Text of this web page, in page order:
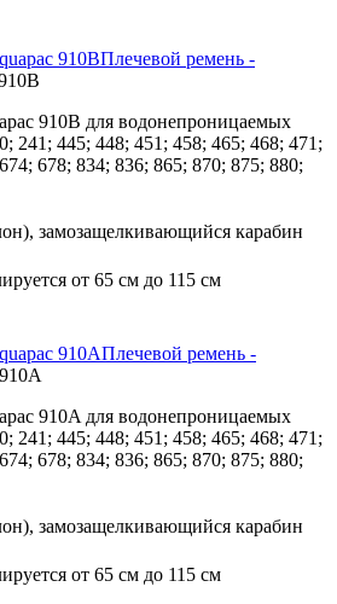
Плечевой ремень -
910B для водонепроницаемых
241; 445; 448; 451; 458; 465; 468; 471;
678; 834; 836; 865; 870; 875; 880;
замозащелкивающийся карабин
от 65 см до 115 см
Плечевой ремень -
910A для водонепроницаемых
241; 445; 448; 451; 458; 465; 468; 471;
678; 834; 836; 865; 870; 875; 880;
замозащелкивающийся карабин
от 65 см до 115 см